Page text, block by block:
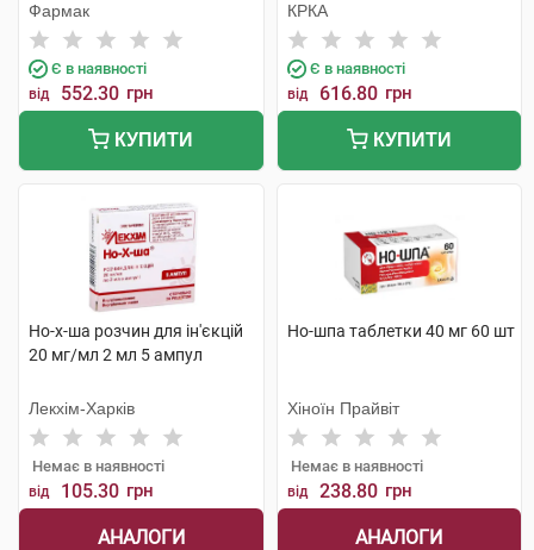
Фармак
Є в наявності
від 552.30 грн
КУПИТИ
КРКА
Є в наявності
від 616.80 грн
КУПИТИ
Но-х-ша розчин для ін'єкцій
20 мг/мл 2 мл 5 ампул
Лекхім-Харків
Немає в наявності
від 105.30 грн
АНАЛОГИ
Но-шпа таблетки 40 мг 60 шт
Хіноїн Прайвіт
Немає в наявності
від 238.80 грн
АНАЛОГИ